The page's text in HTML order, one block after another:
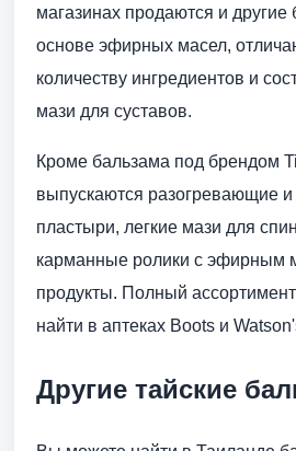
магазинах продаются и
основе эфирных масел,
количеству ингредиентов и
мази для суставов.
Кроме бальзама под брендом
выпускаются разогревающие
пластыри, легкие мази для
карманные ролики с эфирным
продукты. Полный
найти в аптеках Boots и
Другие тайские